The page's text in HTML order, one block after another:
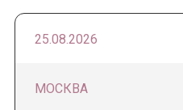
25.08.2026
МОСКВА